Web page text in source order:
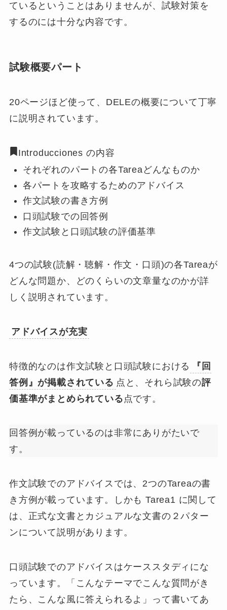
ているということはありませんが、 試験対策を
するのには十分な内容です。
試験概要パート
20ページほど使って、DELEの概要について丁寧
に説明されています。
Introducciones の内容
それぞれのパートの各Tareaどんなものか
各パートを攻略するためのアドバイス
作文試験の書き方例
口頭試験での回答例
作文試験と口頭試験の評価基準
4つの試験(読解・聴解・作文・口頭)の各Tareaが
どんな問題か、どのくらいの文章量なのかが詳
しく説明されています。
アドバイスが充実
特徴的なのは作文試験と口頭試験における
『回
答例』が掲載されている 点と、それら試験の評
価基準がまとめられている 点です。
回答例が載っているのは非常にありがたいで
す。
作文試験でのアドバイスでは、2つのTareaの書
き方例が載っています。しかも Tarea1 に関して
は、正式な文書とカジュアルな文書の２パター
ンについて説明があります。
口頭試験でのアドバイスはケーススタディ にな
っています。「こんなテーマでこんな質問がき
たら、こんな風に答えられるよ」って書いてあ